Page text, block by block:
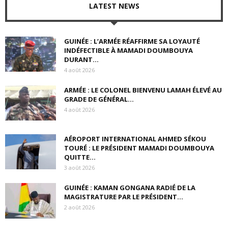
LATEST NEWS
GUINÉE : L’ARMÉE RÉAFFIRME SA LOYAUTÉ
INDÉFECTIBLE À MAMADI DOUMBOUYA
DURANT...
4 août 2026
ARMÉE : LE COLONEL BIENVENU LAMAH ÉLEVÉ AU
GRADE DE GÉNÉRAL...
4 août 2026
AÉROPORT INTERNATIONAL AHMED SÉKOU
TOURÉ : LE PRÉSIDENT MAMADI DOUMBOUYA
QUITTE...
3 août 2026
GUINÉE : KAMAN GONGANA RADIÉ DE LA
MAGISTRATURE PAR LE PRÉSIDENT...
2 août 2026